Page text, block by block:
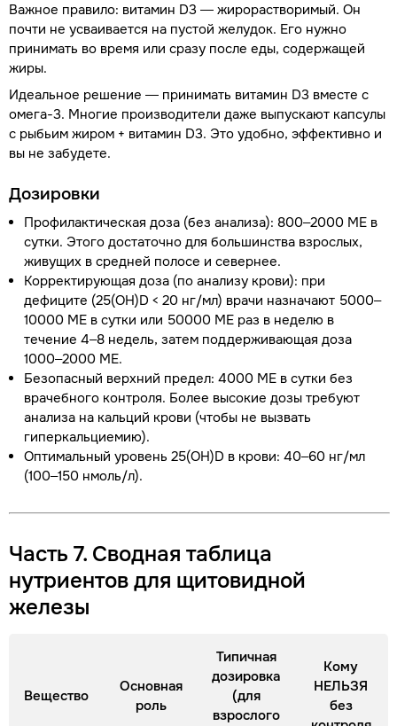
Важное правило: витамин D3 — жирорастворимый. Он
почти не усваивается на пустой желудок. Его нужно
принимать во время или сразу после еды, содержащей
жиры.
Идеальное решение — принимать витамин D3 вместе с
омега-3. Многие производители даже выпускают капсулы
с рыбьим жиром + витамин D3. Это удобно, эффективно и
вы не забудете.
Дозировки
Профилактическая доза (без анализа): 800–2000 МЕ в
сутки. Этого достаточно для большинства взрослых,
живущих в средней полосе и севернее.
Корректирующая доза (по анализу крови): при
дефиците (25(OH)D < 20 нг/мл) врачи назначают 5000–
10000 МЕ в сутки или 50000 МЕ раз в неделю в
течение 4–8 недель, затем поддерживающая доза
1000–2000 МЕ.
Безопасный верхний предел: 4000 МЕ в сутки без
врачебного контроля. Более высокие дозы требуют
анализа на кальций крови (чтобы не вызвать
гиперкальциемию).
Оптимальный уровень 25(OH)D в крови: 40–60 нг/мл
(100–150 нмоль/л).
Часть 7. Сводная таблица
нутриентов для щитовидной
железы
Вещество
Основная
роль
Типичная
дозировка
(для
взрослого
Кому
НЕЛЬЗЯ
без